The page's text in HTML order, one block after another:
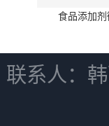
食品添加
联系人：